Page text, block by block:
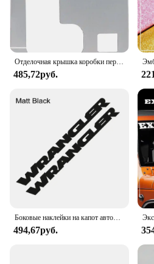
Отделочная крышка коробки переключения передач для Jeep Wrangler 2012-2018 JK JKU Unlimited Sport Sahara Freedom Rubicon
485,72руб.
494,67руб.